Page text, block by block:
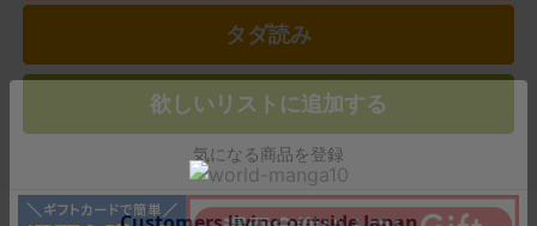
タダ読み
欲しいリストに追加する
気になる商品を登録